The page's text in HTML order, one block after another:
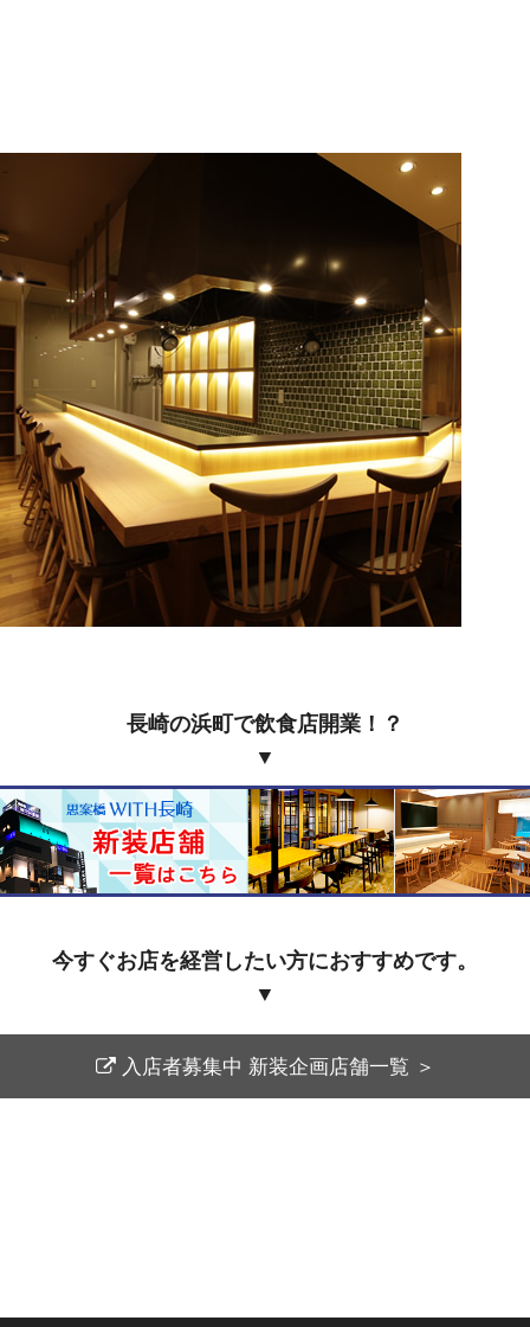
長崎の浜町で飲食店開業！？
▼
今すぐお店を経営したい方におすすめです。
▼
入店者募集中 新装企画店舗一覧 ＞